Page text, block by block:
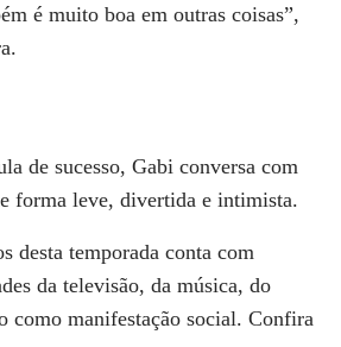
é muito boa em outras coisas”,
de sucesso, Gabi conversa com
forma leve, divertida e intimista.
desta temporada conta com
da televisão, da música, do
como manifestação social. Confira